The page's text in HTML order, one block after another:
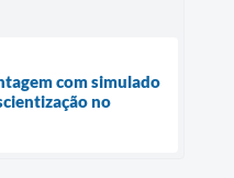
com simulado
no